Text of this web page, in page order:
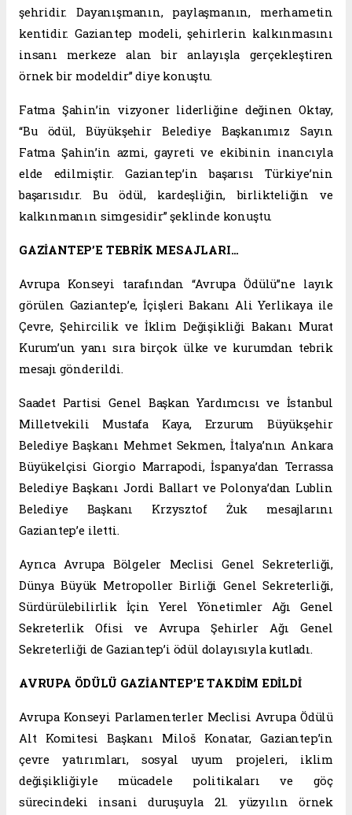
şehridir. Dayanışmanın, paylaşmanın, merhametin
kentidir. Gaziantep modeli, şehirlerin kalkınmasını
insanı merkeze alan bir anlayışla gerçekleştiren
örnek bir modeldir” diye konuştu.
Fatma Şahin’in vizyoner liderliğine değinen Oktay,
“Bu ödül, Büyükşehir Belediye Başkanımız Sayın
Fatma Şahin’in azmi, gayreti ve ekibinin inancıyla
elde edilmiştir. Gaziantep’in başarısı Türkiye’nin
başarısıdır. Bu ödül, kardeşliğin, birlikteliğin ve
kalkınmanın simgesidir” şeklinde konuştu.
GAZİANTEP’E TEBRİK MESAJLARI…
Avrupa Konseyi tarafından “Avrupa Ödülü”ne layık
görülen Gaziantep’e, İçişleri Bakanı Ali Yerlikaya ile
Çevre, Şehircilik ve İklim Değişikliği Bakanı Murat
Kurum’un yanı sıra birçok ülke ve kurumdan tebrik
mesajı gönderildi.
Saadet Partisi Genel Başkan Yardımcısı ve İstanbul
Milletvekili Mustafa Kaya, Erzurum Büyükşehir
Belediye Başkanı Mehmet Sekmen, İtalya’nın Ankara
Büyükelçisi Giorgio Marrapodi, İspanya’dan Terrassa
Belediye Başkanı Jordi Ballart ve Polonya’dan Lublin
Belediye Başkanı Krzysztof Żuk mesajlarını
Gaziantep’e iletti.
Ayrıca Avrupa Bölgeler Meclisi Genel Sekreterliği,
Dünya Büyük Metropoller Birliği Genel Sekreterliği,
Sürdürülebilirlik İçin Yerel Yönetimler Ağı Genel
Sekreterlik Ofisi ve Avrupa Şehirler Ağı Genel
Sekreterliği de Gaziantep’i ödül dolayısıyla kutladı.
AVRUPA ÖDÜLÜ GAZİANTEP’E TAKDİM EDİLDİ
Avrupa Konseyi Parlamenterler Meclisi Avrupa Ödülü
Alt Komitesi Başkanı Miloš Konatar, Gaziantep’in
çevre yatırımları, sosyal uyum projeleri, iklim
değişikliğiyle mücadele politikaları ve göç
sürecindeki insani duruşuyla 21. yüzyılın örnek